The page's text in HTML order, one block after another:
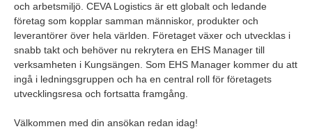
och arbetsmiljö. CEVA Logistics är ett globalt och ledande
företag som kopplar samman människor, produkter och
leverantörer över hela världen. Företaget växer och utvecklas i
snabb takt och behöver nu rekrytera en EHS Manager till
verksamheten i Kungsängen. Som EHS Manager kommer du att
ingå i ledningsgruppen och ha en central roll för företagets
utvecklingsresa och fortsatta framgång.
Välkommen med din ansökan redan idag!